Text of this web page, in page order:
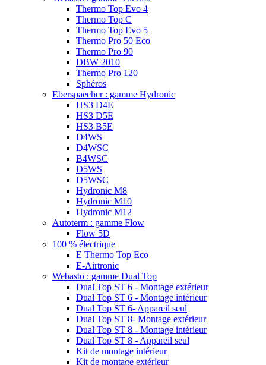
Thermo Top Evo 4
Thermo Top C
Thermo Top Evo 5
Thermo Pro 50 Eco
Thermo Pro 90
DBW 2010
Thermo Pro 120
Sphéros
Eberspaecher : gamme Hydronic
HS3 D4E
HS3 D5E
HS3 B5E
D4WS
D4WSC
B4WSC
D5WS
D5WSC
Hydronic M8
Hydronic M10
Hydronic M12
Autoterm : gamme Flow
Flow 5D
100 % électrique
E Thermo Top Eco
E-Airtronic
Webasto : gamme Dual Top
Dual Top ST 6 - Montage extérieur
Dual Top ST 6 - Montage intérieur
Dual Top ST 6- Appareil seul
Dual Top ST 8- Montage extérieur
Dual Top ST 8 - Montage intérieur
Dual Top ST 8 - Appareil seul
Kit de montage intérieur
Kit de montage extérieur